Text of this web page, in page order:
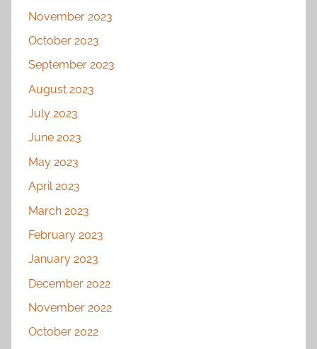
November 2023
October 2023
September 2023
August 2023
July 2023
June 2023
May 2023
April 2023
March 2023
February 2023
January 2023
December 2022
November 2022
October 2022